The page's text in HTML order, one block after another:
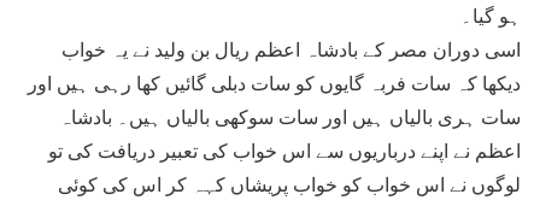
ہو گیا۔
اسی دوران مصر کے بادشاہ اعظم ریال بن ولید نے یہ خواب
دیکھا کہ سات فربہ گایوں کو سات دبلی گائیں کھا رہی ہیں اور
سات ہری بالیاں ہیں اور سات سوکھی بالیاں ہیں۔ بادشاہ
اعظم نے اپنے درباریوں سے اس خواب کی تعبیر دریافت کی تو
لوگوں نے اس خواب کو خواب پریشاں کہہ کر اس کی کوئی